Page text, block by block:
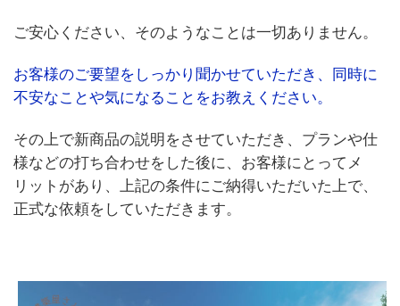
ご安心ください、そのようなことは一切ありません。
お客様のご要望をしっかり聞かせていただき、同時に
不安なことや気になることをお教えください。
その上で新商品の説明をさせていただき、プランや仕
様などの打ち合わせをした後に、お客様にとってメ
リットがあり、上記の条件にご納得いただいた上で、
正式な依頼をしていただきます。